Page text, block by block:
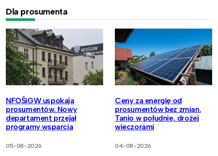
Dla prosumenta
NFOŚiGW uspokaja
prosumentów. Nowy
departament przejął
programy wsparcia
05-08-2026
Ceny za energię od
prosumentów bez zmian.
Tanio w południe, drożej
wieczorami
04-08-2026